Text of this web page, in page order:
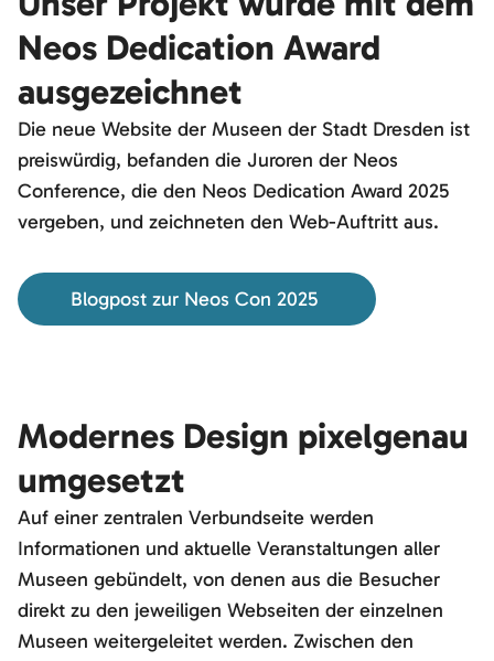
Neos Dedication Award
ausgezeichnet
Die neue Website der Museen der Stadt Dresden ist
preiswürdig, befanden die Juroren der Neos
Conference, die den Neos Dedication Award 2025
vergeben, und zeichneten den Web-Auftritt aus.
Blogpost zur Neos Con 2025
Modernes Design pixelgenau
umgesetzt
Auf einer zentralen Verbundseite werden
Informationen und aktuelle Veranstaltungen aller
Museen gebündelt, von denen aus die Besucher
direkt zu den jeweiligen Webseiten der einzelnen
Museen weitergeleitet werden. Zwischen den